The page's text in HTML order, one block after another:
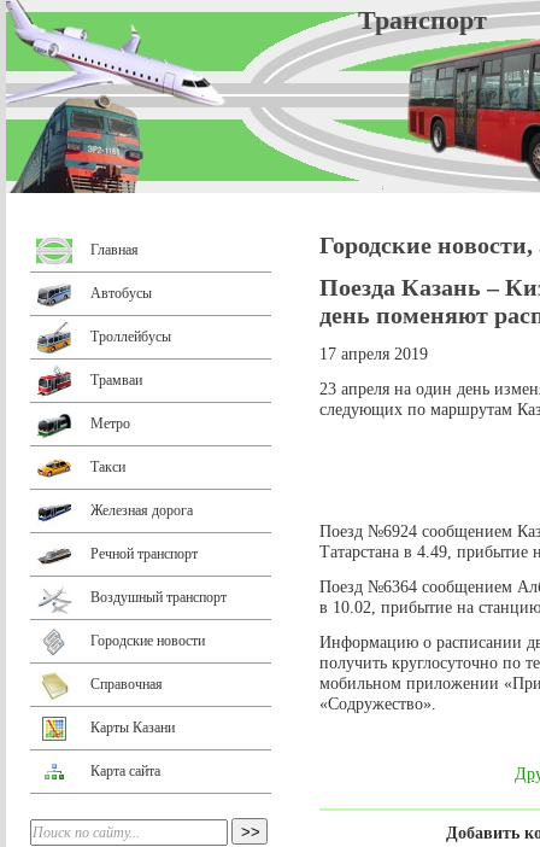
Главная
Автобусы
Троллейбусы
Трамваи
Метро
Такси
Железная дорога
Речной транспорт
Воздушный транспорт
Городские новости
Справочная
Карты Казани
Карта сайта
Городские
Поезда Казань –
день поменяют
17 апреля 2019
23 апреля на один день
следующих по маршрутам
Поезд №6924 сообщением
Татарстана в 4.49, прибытие
Поезд №6364 сообщением
в 10.02, прибытие на
Информацию о расписании
получить круглосуточно по
мобильном приложении
«Содружество».
Добавить